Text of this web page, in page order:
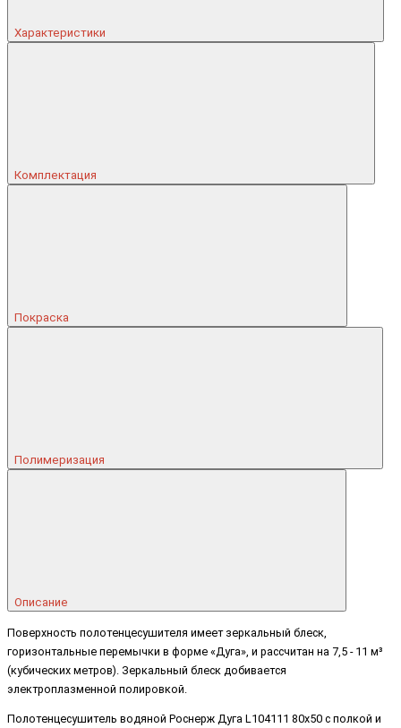
Характеристики
Комплектация
Покраска
Полимеризация
Описание
Поверхность полотенцесушителя имеет зеркальный блеск,
горизонтальные перемычки в форме «Дуга», и рассчитан на 7,5 - 11 м³
(кубических метров). Зеркальный блеск добивается
электроплазменной полировкой.
Полотенцесушитель водяной Роснерж Дуга L104111 80x50 с полкой и